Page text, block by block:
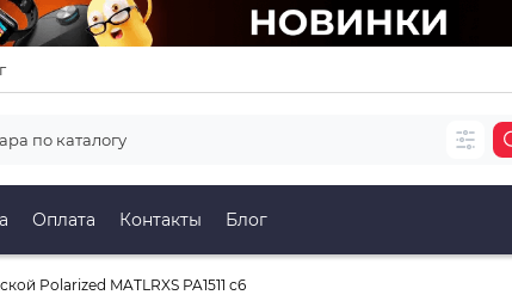
Оплата Контакты Блог
Polarized MATLRXS PA1511 с6